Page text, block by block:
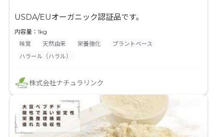
USDA/EUオーガニック認証品です。
内容量：1kg
味覚
天然由来 栄養強化
プラントベース
ハラール（ハラル）
株式会社ナチュラリンク